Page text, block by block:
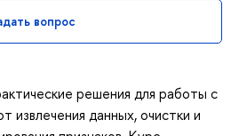
вопрос
решения для работы с
извлечения данных, очистки и